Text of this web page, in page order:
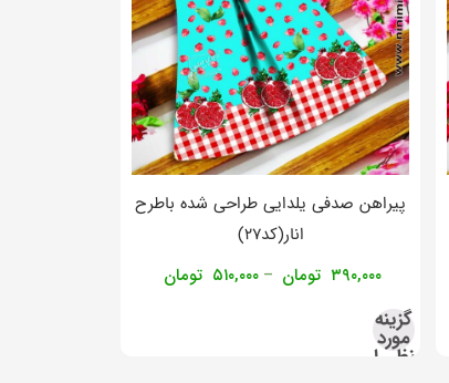
پیراهن صدفی یلدایی طراحی شده باطرح
انار(کد۲۷)
۳۹۰,۰۰۰ تومان – ۵۱۰,۰۰۰ تومان
گزینه
مورد
نظر را